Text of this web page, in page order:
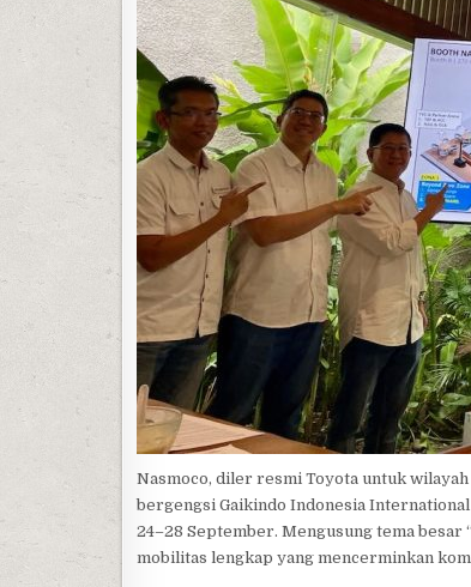
Nasmoco, diler resmi Toyota untuk
bergengsi Gaikindo Indonesia International
24–28 September. Mengusung tema besar
mobilitas lengkap yang mencerminkan